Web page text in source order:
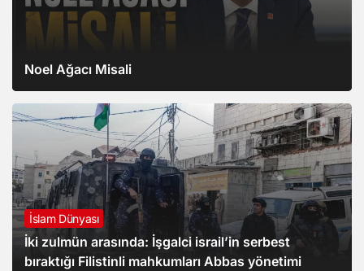
Noel Ağacı Misali
İslam Dünyası
İki zulmün arasında: İşgalci israil’in serbest
bıraktığı Filistinli mahkumları Abbas yönetimi